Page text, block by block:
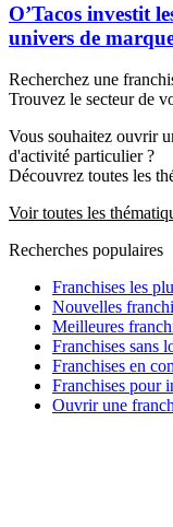
O’Tacos investit
univers de
Recherchez une
Trouvez le secteur de
Vous souhaitez ouvrir
d'activité particulier ?
Découvrez toutes les
Voir toutes les
Recherches populaires
Franchises les
Nouvelles
Meilleures
Franchises sans
Franchises en
Franchises pour
Ouvrir une